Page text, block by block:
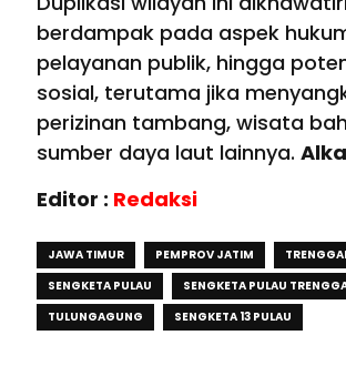
berdampak pada aspek
pelayanan publik, hingga
sosial, terutama jika
perizinan tambang, wisata
sumber daya laut lainnya.
Editor : Redaksi
JAWA TIMUR PEMPROV JATIM
SENGKETA PULAU
SENGKETA PULAU
TULUNGAGUNG
SENGKETA 13 PULAU